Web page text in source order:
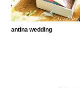
antina wedding